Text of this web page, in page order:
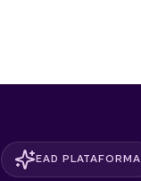
EAD PLATAFORMA